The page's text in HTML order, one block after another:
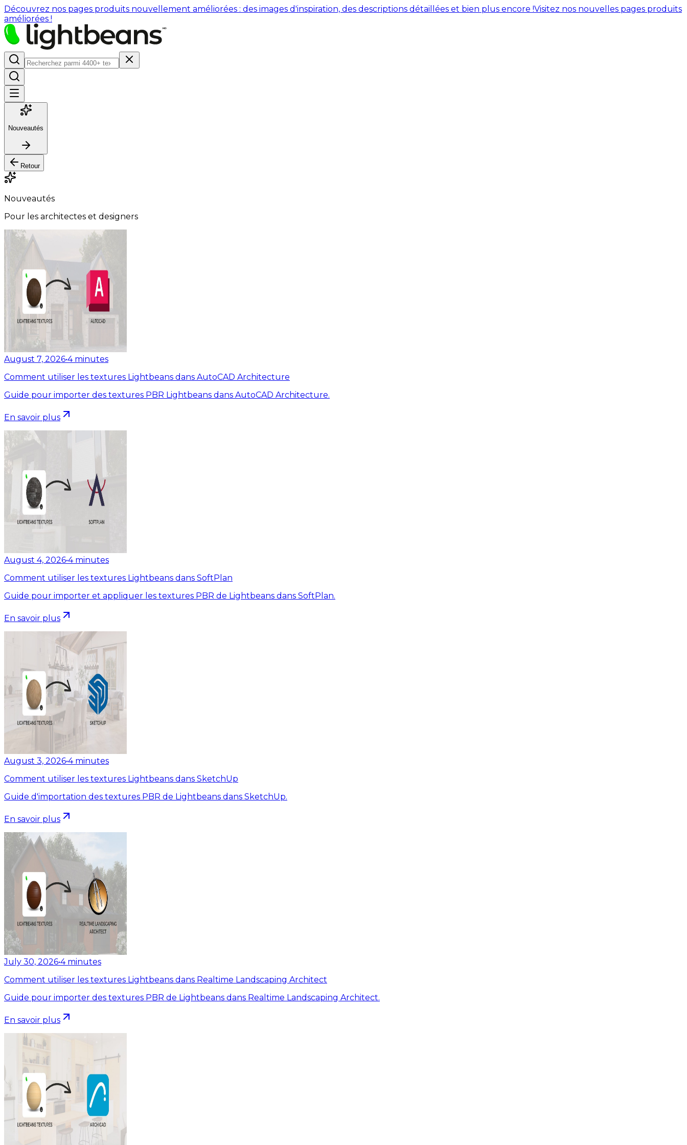
Découvrez nos pages produits nouvellement améliorées : des images d'inspiration, des descriptions détaillées et bien plus encore !Visitez nos nouvelles pages produits
améliorées !
Nouveautés
Retour
Nouveautés
Pour les architectes et designers
August 7, 2026•4 minutes
Comment utiliser les textures Lightbeans dans AutoCAD Architecture
Guide pour importer des textures PBR Lightbeans dans AutoCAD Architecture.
En savoir plus
August 4, 2026•4 minutes
Comment utiliser les textures Lightbeans dans SoftPlan
Guide pour importer et appliquer les textures PBR de Lightbeans dans SoftPlan.
En savoir plus
August 3, 2026•4 minutes
Comment utiliser les textures Lightbeans dans SketchUp
Guide d'importation des textures PBR de Lightbeans dans SketchUp.
En savoir plus
July 30, 2026•4 minutes
Comment utiliser les textures Lightbeans dans Realtime Landscaping Architect
Guide pour importer des textures PBR de Lightbeans dans Realtime Landscaping Architect.
En savoir plus